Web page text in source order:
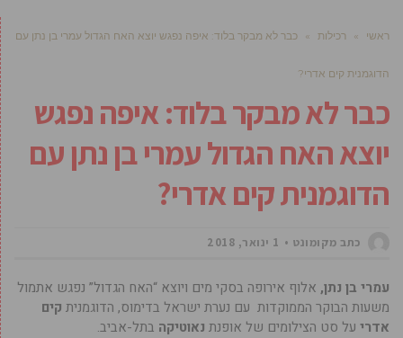
ראשי » רכילות » כבר לא מבקר בלוד: איפה נפגש יוצא האח הגדול עמרי בן נתן עם
הדוגמנית קים אדרי?
כבר לא מבקר בלוד: איפה נפגש
יוצא האח הגדול עמרי בן נתן עם
הדוגמנית קים אדרי?
כתב מקומונט 1 ינואר, 2018
עמרי בן נתן, אלוף אירופה בסקי מים ויוצא “האח הגדול” נפגש אתמול
משעות הבוקר הממוקדות עם נערת ישראל בדימוס, הדוגמנית קים
אדרי על סט הצילומים של אופנת נאוטיקה בתל-אביב.